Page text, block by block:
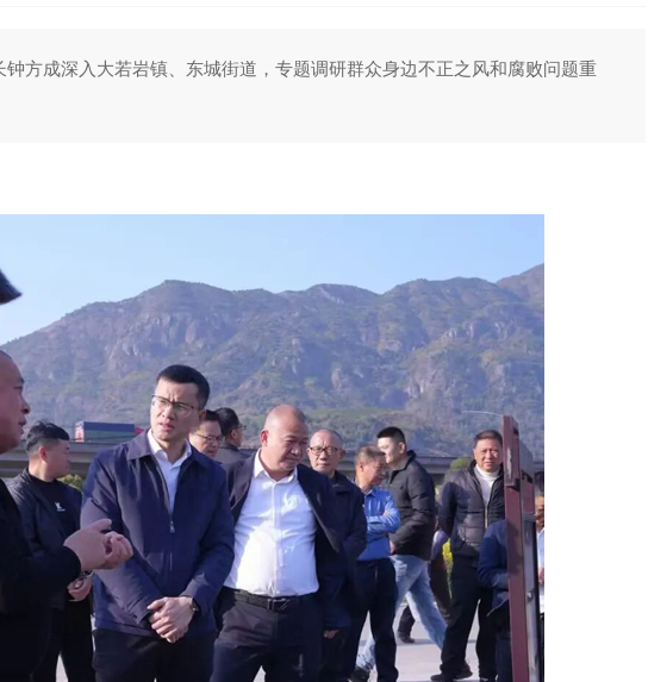
方成深入大若岩镇、东城街道，专题调研群众身边不正之风和腐败问题重